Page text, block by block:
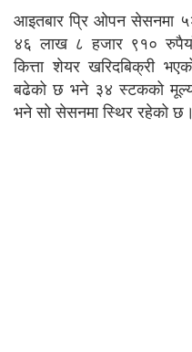
आइतबार प्रि ओपन सेसनमा
४६ लाख ८ हजार ९१०
कित्ता शेयर खरिदबिक्री
बढेको छ भने ३४ स्टकको
भने सो सेसनमा स्थिर रहेको छ।